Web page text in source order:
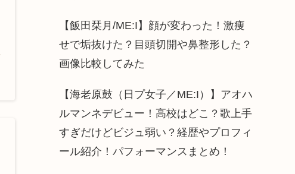
【飯田栞月/ME:I】顔が変わった！激痩
せで垢抜けた？目頭切開や鼻整形した？
画像比較してみた
【海老原鼓（日プ女子／ME:I）】アオハ
ルマンネデビュー！高校はどこ？歌上手
すぎだけどビジュ弱い？経歴やプロフィ
ール紹介！パフォーマンスまとめ！